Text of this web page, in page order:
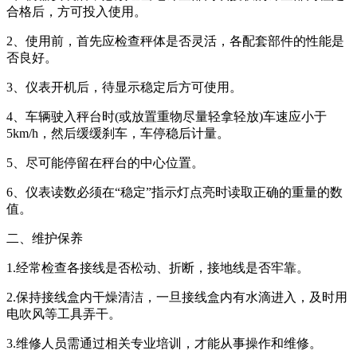
合格后，方可投入使用。
2、使用前，首先应检查秤体是否灵活，各配套部件的性能是
否良好。
3、仪表开机后，待显示稳定后方可使用。
4、车辆驶入秤台时(或放置重物尽量轻拿轻放)车速应小于
5km/h，然后缓缓刹车，车停稳后计量。
5、尽可能停留在秤台的中心位置。
6、仪表读数必须在“稳定”指示灯点亮时读取正确的重量的数
值。
二、维护保养
1.经常检查各接线是否松动、折断，接地线是否牢靠。
2.保持接线盒内干燥清洁，一旦接线盒内有水滴进入，及时用
电吹风等工具弄干。
3.维修人员需通过相关专业培训，才能从事操作和维修。